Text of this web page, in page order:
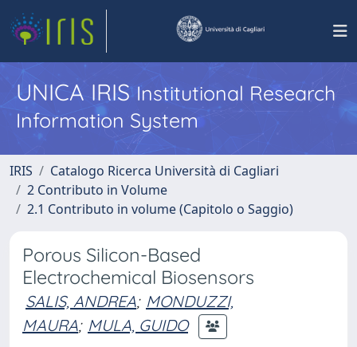
UNICA IRISInstitutional Research
Information System
IRIS
Catalogo Ricerca Università di Cagliari
2 Contributo in Volume
2.1 Contributo in volume (Capitolo o Saggio)
Porous Silicon-Based
Electrochemical Biosensors
SALIS, ANDREA; MONDUZZI,
MAURA; MULA, GUIDO